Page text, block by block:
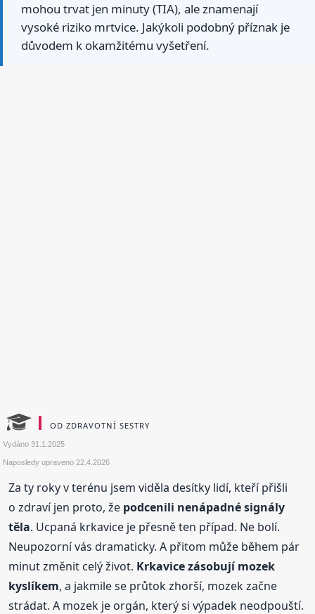
mohou trvat jen minuty (TIA), ale znamenají
vysoké riziko mrtvice. Jakýkoli podobný příznak je
důvodem k okamžitému vyšetření.
OD ZDRAVOTNÍ SESTRY
Vydáno31.1.2025
Naposledy upraveno22.4.2026
Za ty roky v terénu jsem viděla desítky lidí, kteří přišli
o zdraví jen proto, že podcenili nenápadné signály
těla. Ucpaná krkavice je přesně ten případ. Ne bolí.
Neupozorní vás dramaticky. A přitom může během pár
minut změnit celý život. Krkavice zásobují mozek
kyslíkem, a jakmile se průtok zhorší, mozek začne
strádat. A mozek je orgán, který si výpadek neodpouští.